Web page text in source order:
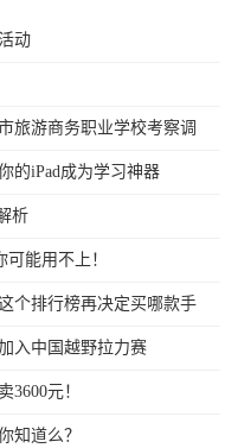
动
旅游商务职业学校考察调
的iPad成为学习神器
析
能用不上！
个排行榜再决定买哪款手
入中国越野拉力赛
3600元！
知道么？